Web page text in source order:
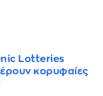
Lotteries
κορυφαίες